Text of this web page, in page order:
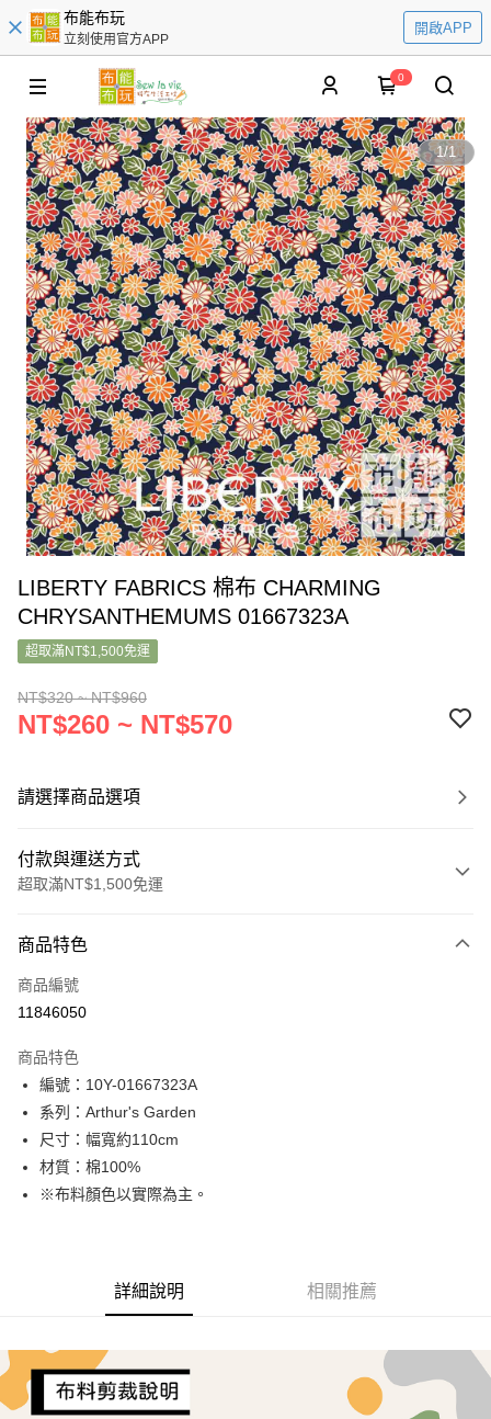
布能布玩
立刻使用官方APP
開啟APP
0
1/1
LIBERTY FABRICS 棉布 CHARMING
CHRYSANTHEMUMS 01667323A
超取滿NT$1,500免運
NT$320 ~ NT$960
NT$260 ~ NT$570
請選擇商品選項
付款與運送方式
超取滿NT$1,500免運
信用卡一次付款
超商取貨付款
Apple Pay
街口支付
Google Pay
AFTEE先享後付
１．簡單：不需註冊會員、不需綁卡、不需儲值。
３．安心：先確認商品／服務後，再付款。
【「AFTEE先享後付」結帳流程】
１．於結帳方式選擇「AFTEE先享後付」後，將跳轉至「AFTEE先享後付」
全家取貨付款
每筆NT$65，滿NT$1,500(含以上)免運費
商品特色
商品編號
11846050
商品特色
編號：10Y-01667323A
系列：Arthur's Garden
尺寸：幅寬約110cm
材質：棉100%
※布料顏色以實際為主。
詳細說明 相關推薦